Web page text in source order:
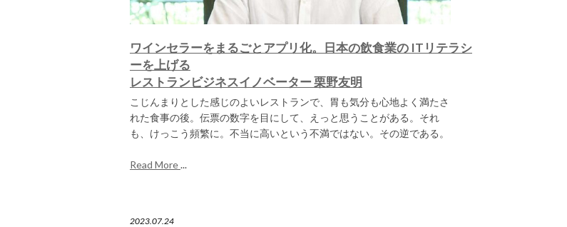
ワインセラーをまるごとアプリ化。日本の飲食業の ITリテラシ
ーを上げる
レストランビジネスイノベーター 栗野友明
こじんまりとした感じのよいレストランで、胃も気分も心地よく満たさ
れた食事の後。伝票の数字を目にして、えっと思うことがある。それ
も、けっこう頻繁に。不当に高いという不満ではない。その逆である。
Read More...
2023.07.24